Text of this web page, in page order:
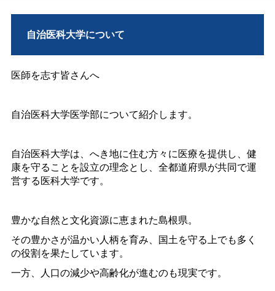
自治医科大学について
医師を志す皆さんへ
自治医科大学医学部について紹介します。
自治医科大学は、へき地に住む方々に医療を提供し、健
康を守ることを設立の理念とし、全都道府県が共同で運
営する医科大学です。
豊かな自然と文化資源に恵まれた島根県。
その豊かさが温かい人柄を育み、国土を守る上でも多く
の役割を果たしています。
一方、人口の減少や高齢化が進むのも現実です。